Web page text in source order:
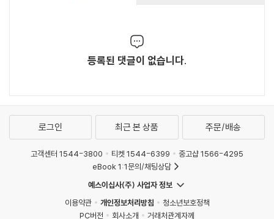
등록된 댓글이 없습니다.
로그인 최근 본 상품 주문/배송
고객센터 1544-3800 티켓 1544-6399
중고샵 1566-4295
eBook 1:1문의/채팅상담
예스이십사(주) 사업자 정보
이용약관
개인정보처리방침
청소년보호정책
PC버전
회사소개 거래처관계자께